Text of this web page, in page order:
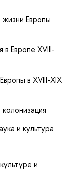
Европы
Европе XVIII-
в XVIII-XIX
и культура
и